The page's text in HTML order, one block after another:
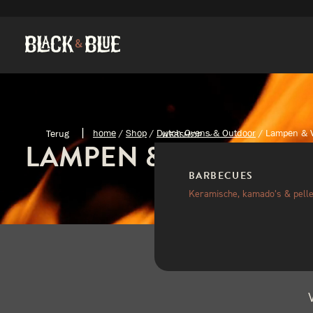
WEBSHOP
BARBECUES
Keramische, kamado’s &
home / Shop / Dutch Ovens & Outdoor/Lampen &
LAMPEN &